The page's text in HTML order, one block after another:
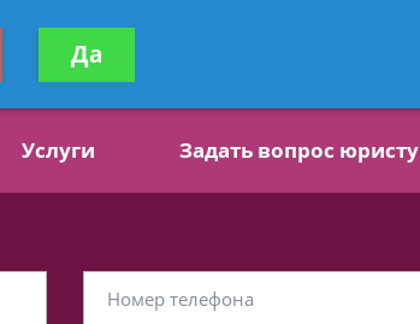
консультацию
бесплатно
Услуги Задать вопрос юристу
Да